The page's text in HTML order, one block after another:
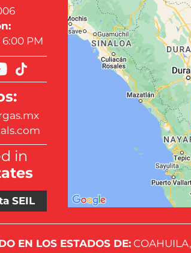
PM
in
SEIL
EN LOS ESTADOS DE: